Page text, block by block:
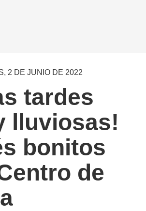
2 DE JUNIO DE 2022
tardes
lluviosas!
bonitos
de